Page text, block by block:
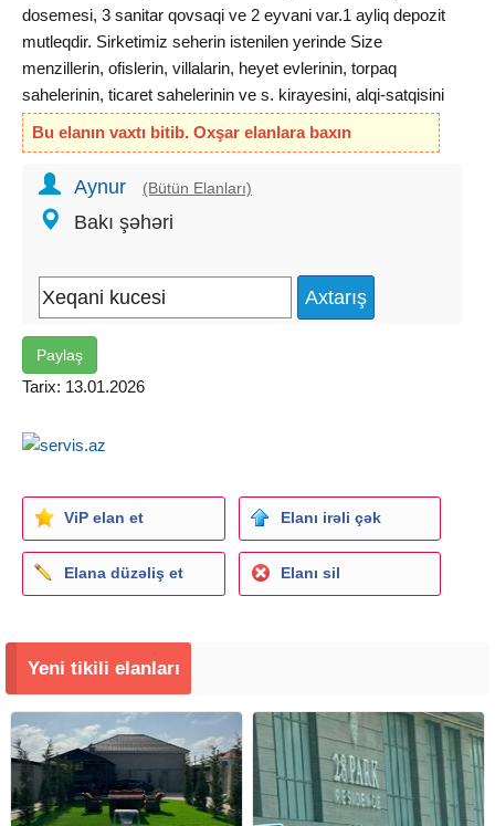
dosemesi, 3 sanitar qovsaqi ve 2 eyvani var.1 ayliq depozit
mutleqdir. Sirketimiz seherin istenilen yerinde Size
menzillerin, ofislerin, villalarin, heyet evlerinin, torpaq
sahelerinin, ticaret sahelerinin ve s. kirayesini, alqi-satqisini
heyata kecirir.
Bu elanın vaxtı bitib. Oxşar elanlara baxın
Aynur (Bütün Elanları)
Bakı şəhəri
Paylaş
Tarix: 13.01.2026
ViP elan et Elanı irəli çək
Elana düzəliş et Elanı sil
Yeni tikili elanları